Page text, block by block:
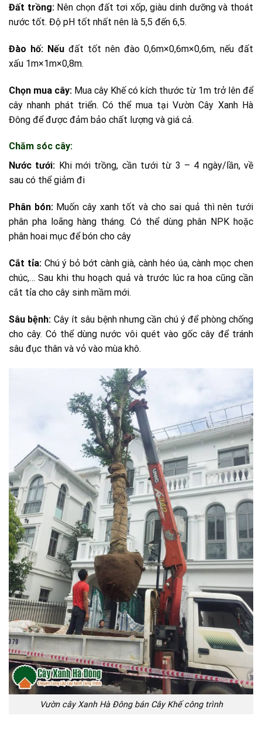
Đất trồng:Nên chọn đất tơi xốp, giàu dinh dưỡng và thoát
nước tốt. Độ pH tốt nhất nên là 5,5 đến 6,5.
Đào hố: Nếu đất tốt nên đào 0,6m×0,6m×0,6m, nếu đất
xấu 1m×1m×0,8m.
Chọn mua cây: Mua cây Khế có kích thước từ 1m trở lên để
cây nhanh phát triển. Có thể mua tại Vườn Cây Xanh Hà
Đông để được đảm bảo chất lượng và giá cả.
Chăm sóc cây:
Nước tưới: Khi mới trồng, cần tưới từ 3 – 4 ngày/lần, về
sau có thể giảm đi
Phân bón:Muốn cây xanh tốt và cho sai quả thì nên tưới
phân pha loãng hàng tháng. Có thể dùng phân NPK hoặc
phân hoai mục để bón cho cây
Cắt tỉa:Chú ý bỏ bớt cành già, cành héo úa, cành mọc chen
chúc,… Sau khi thu hoạch quả và trước lúc ra hoa cũng cần
cắt tỉa cho cây sinh mầm mới.
Sâu bệnh: Cây ít sâu bệnh nhưng cần chú ý để phòng chống
cho cây. Có thể dùng nước vôi quét vào gốc cây để tránh
sâu đục thân và vỏ vào mùa khô.
Vườn cây Xanh Hà Đông bán Cây Khế công trình